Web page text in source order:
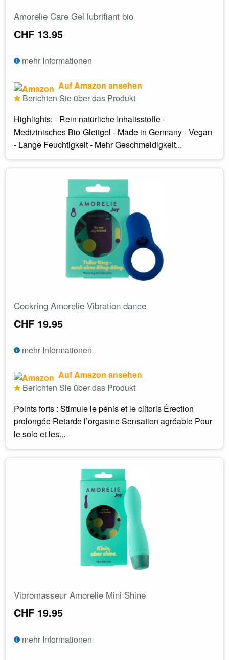
Amorelie Care Gel lubrifiant bio
CHF 13.95
mehr Informationen
Auf Amazon ansehen
Berichten Sie über das Produkt
Highlights: - Rein natürliche Inhaltsstoffe -
Medizinisches Bio-Gleitgel - Made in Germany - Vegan
- Lange Feuchtigkeit - Mehr Geschmeidigkeit...
Cockring Amorelie Vibration dance
CHF 19.95
mehr Informationen
Auf Amazon ansehen
Berichten Sie über das Produkt
Points forts : Stimule le pénis et le clitoris Érection
prolongée Retarde l’orgasme Sensation agréable Pour
le solo et les...
Vibromasseur Amorelie Mini Shine
CHF 19.95
mehr Informationen